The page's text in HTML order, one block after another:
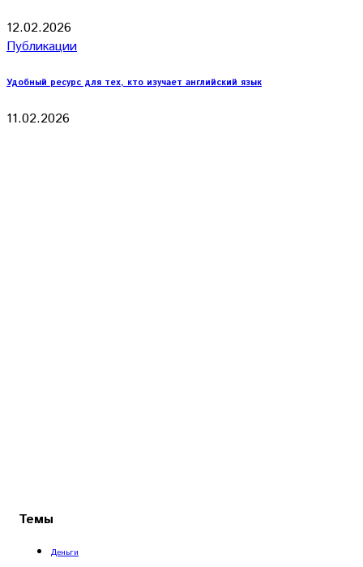
12.02.2026
Публикации
Удобный ресурс для тех, кто изучает английский язык
11.02.2026
Темы
Деньги